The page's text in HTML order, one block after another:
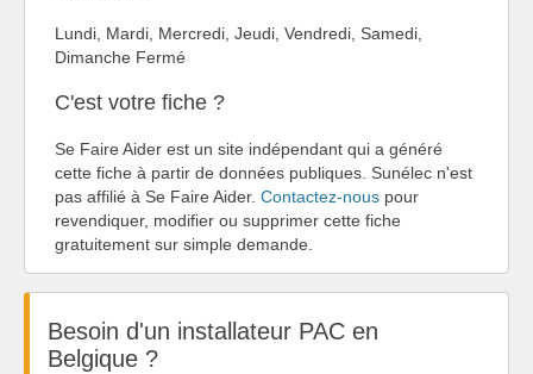
Lundi, Mardi, Mercredi, Jeudi, Vendredi, Samedi,
Dimanche Fermé
C'est votre fiche ?
Se Faire Aider est un site indépendant qui a généré
cette fiche à partir de données publiques. Sunélec n'est
pas affilié à Se Faire Aider. Contactez-nous pour
revendiquer, modifier ou supprimer cette fiche
gratuitement sur simple demande.
Besoin d'un installateur PAC en
Belgique ?